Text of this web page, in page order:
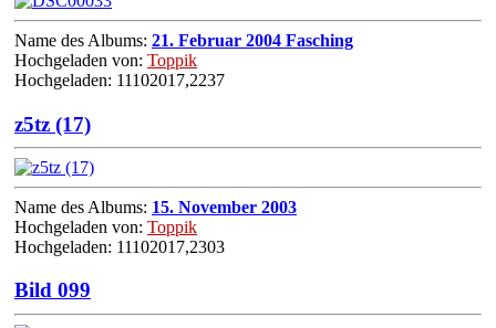
Name des Albums: 21. Februar 2004 Fasching
Hochgeladen von: Toppik
Hochgeladen: 11102017,2237
z5tz (17)
Name des Albums: 15. November 2003
Hochgeladen von: Toppik
Hochgeladen: 11102017,2303
Bild 099